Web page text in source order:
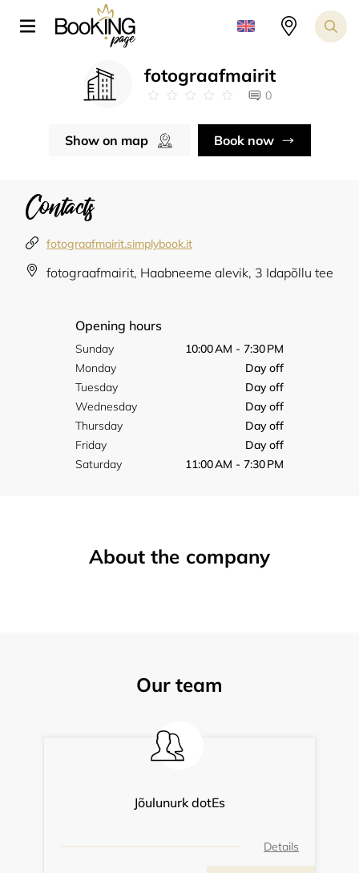
fotograafmairit
0
Show on map Book now
Contacts
fotograafmairit.simplybook.it
fotograafmairit, Haabneeme alevik, 3 Idapõllu tee
Opening hours
Sunday
10:00 AM - 7:30 PM
Monday
Day off
Tuesday
Day off
Wednesday
Day off
Thursday
Day off
Friday
Day off
Saturday
11:00 AM - 7:30 PM
About the company
Our team
Jõulunurk dotEs
Details